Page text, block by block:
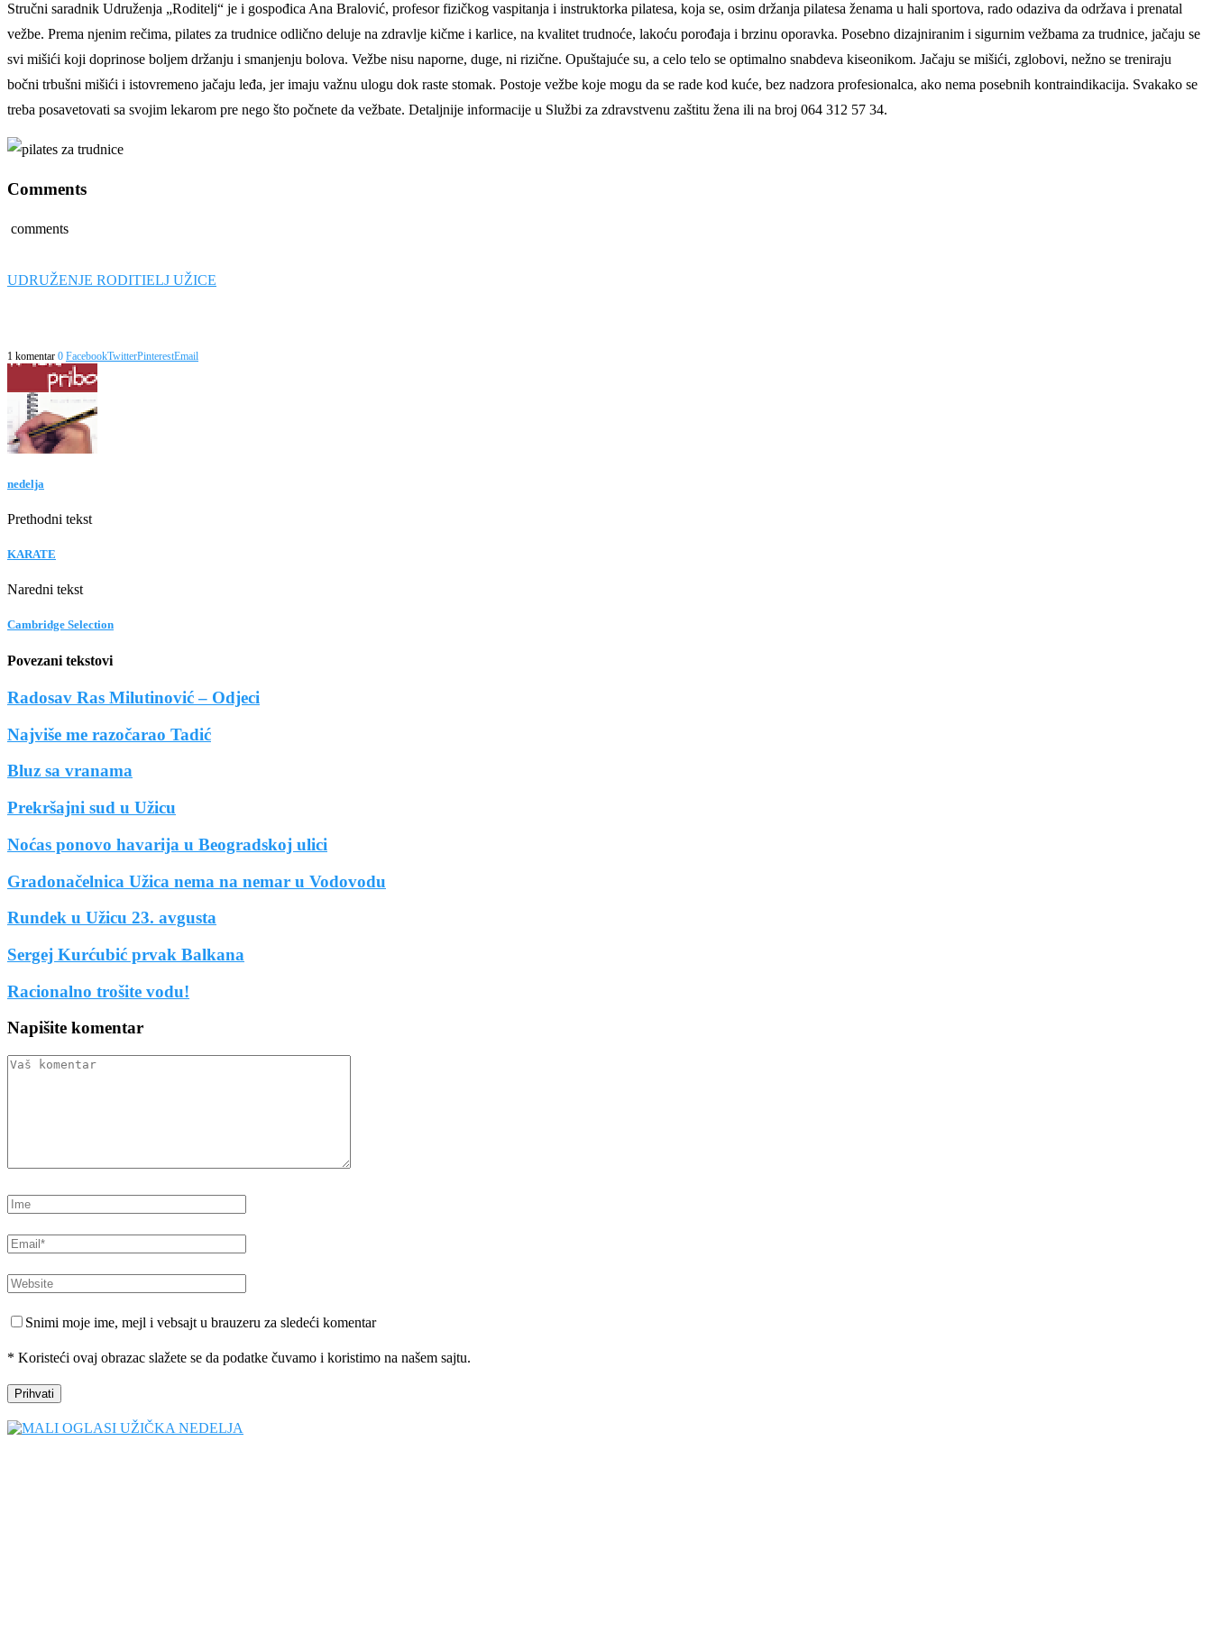
Stručni saradnik Udruženja „Roditelj“ je i gospođica Ana Bralović, profesor fizičkog vaspitanja i instruktorka pilatesa, koja se, osim držanja pilatesa ženama u hali sportova, rado odaziva da održava i prenatal
vežbe. Prema njenim rečima, pilates za trudnice odlično deluje na zdravlje kičme i karlice, na kvalitet trudnoće, lakoću porođaja i brzinu oporavka. Posebno dizajniranim i sigurnim vežbama za trudnice, jačaju se
svi mišići koji doprinose boljem držanju i smanjenju bolova. Vežbe nisu naporne, duge, ni rizične. Opuštajuće su, a celo telo se optimalno snabdeva kiseonikom. Jačaju se mišići, zglobovi, nežno se treniraju
bočni trbušni mišići i istovremeno jačaju leđa, jer imaju važnu ulogu dok raste stomak. Postoje vežbe koje mogu da se rade kod kuće, bez nadzora profesionalca, ako nema posebnih kontraindikacija. Svakako se
treba posavetovati sa svojim lekarom pre nego što počnete da vežbate. Detaljnije informacije u Službi za zdravstvenu zaštitu žena ili na broj 064 312 57 34.
Comments
comments
UDRUŽENJE RODITIELJ UŽICE
1 komentar 0 FacebookTwitterPinterestEmail
nedelja
Prethodni tekst
KARATE
Naredni tekst
Cambridge Selection
Povezani tekstovi
Radosav Ras Milutinović – Odjeci
Najviše me razočarao Tadić
Bluz sa vranama
Prekršajni sud u Užicu
Noćas ponovo havarija u Beogradskoj ulici
Gradonačelnica Užica nema na nemar u Vodovodu
Rundek u Užicu 23. avgusta
Sergej Kurćubić prvak Balkana
Racionalno trošite vodu!
Napišite komentar
Snimi moje ime, mejl i vebsajt u brauzeru za sledeći komentar
* Koristeći ovaj obrazac slažete se da podatke čuvamo i koristimo na našem sajtu.